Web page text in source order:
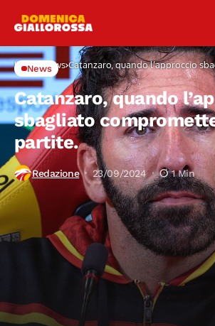
Home News Catanzaro, quando l’approccio
partite.
News
Catanzaro, quando
sbagliato
partite.
Redazione 23/09/2024 1 Min